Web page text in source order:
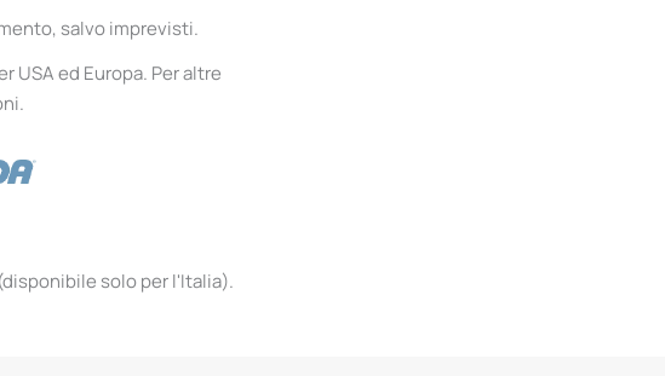
salvo imprevisti.
USA ed Europa. Per altre
solo per l'Italia).